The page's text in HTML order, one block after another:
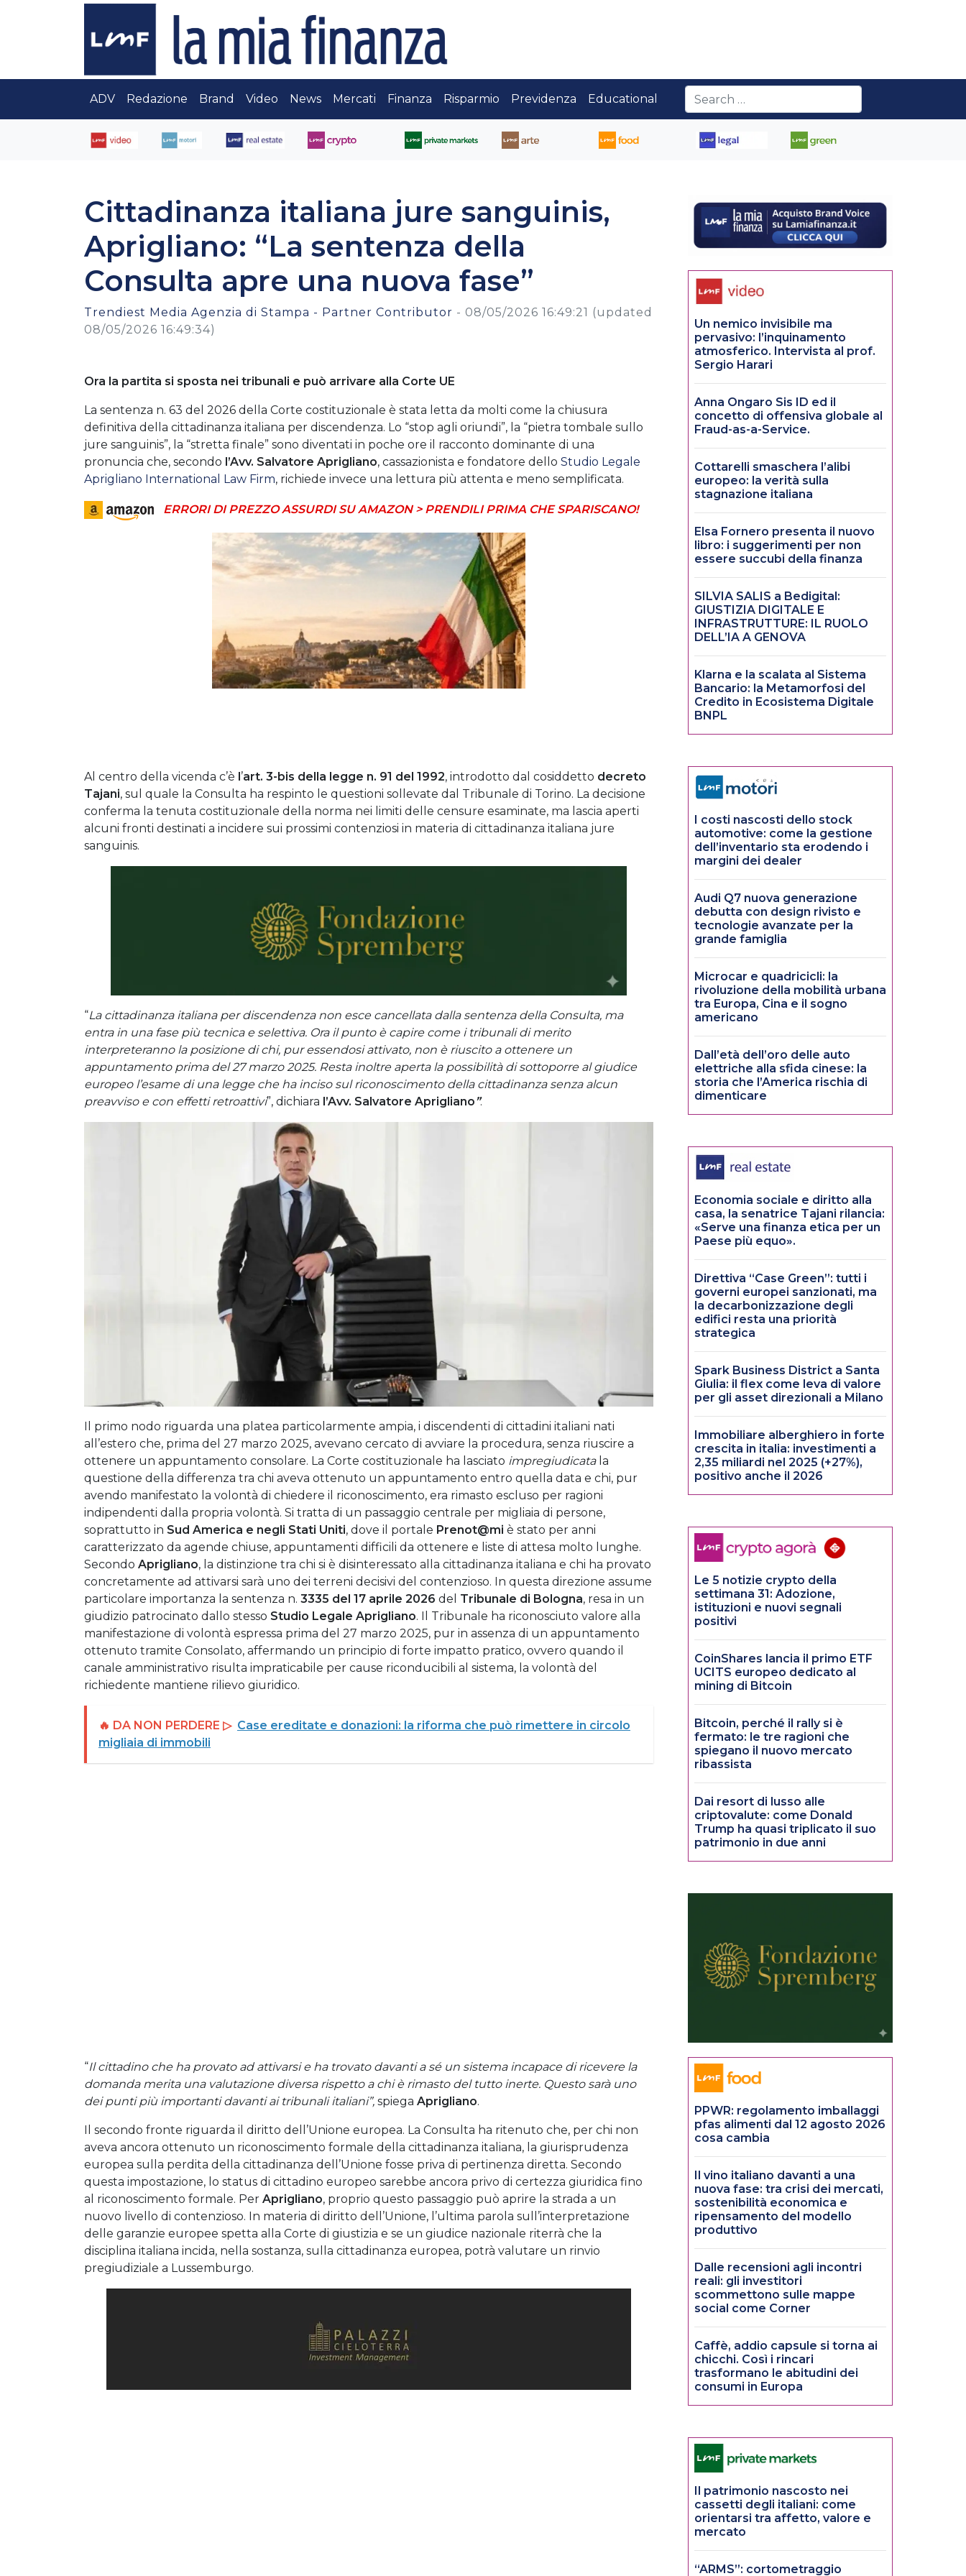
ADV Redazione Brand Video News Mercati Finanza Risparmio Previdenza Educational
Cittadinanza italiana jure sanguinis,
Aprigliano: “La sentenza della
Consulta apre una nuova fase”
Trendiest Media Agenzia di Stampa - Partner Contributor - 08/05/2026 16:49:21 (updated
08/05/2026 16:49:34)
Ora la partita si sposta nei tribunali e può arrivare alla Corte UE
La sentenza n. 63 del 2026 della Corte costituzionale è stata letta da molti come la chiusura
definitiva della cittadinanza italiana per discendenza. Lo “stop agli oriundi”, la “pietra tombale sullo
jure sanguinis”, la “stretta finale” sono diventati in poche ore il racconto dominante di una
pronuncia che, secondo l’Avv. Salvatore Aprigliano, cassazionista e fondatore dello Studio Legale
Aprigliano International Law Firm, richiede invece una lettura più attenta e meno semplificata.
ERRORI DI PREZZO ASSURDI SU AMAZON > PRENDILI PRIMA CHE SPARISCANO!
Al centro della vicenda c’è l’art. 3-bis della legge n. 91 del 1992, introdotto dal cosiddetto decreto
Tajani, sul quale la Consulta ha respinto le questioni sollevate dal Tribunale di Torino. La decisione
conferma la tenuta costituzionale della norma nei limiti delle censure esaminate, ma lascia aperti
alcuni fronti destinati a incidere sui prossimi contenziosi in materia di cittadinanza italiana jure
sanguinis.
“La cittadinanza italiana per discendenza non esce cancellata dalla sentenza della Consulta, ma
entra in una fase più tecnica e selettiva. Ora il punto è capire come i tribunali di merito
interpreteranno la posizione di chi, pur essendosi attivato, non è riuscito a ottenere un
appuntamento prima del 27 marzo 2025. Resta inoltre aperta la possibilità di sottoporre al giudice
europeo l’esame di una legge che ha inciso sul riconoscimento della cittadinanza senza alcun
preavviso e con effetti retroattivi”, dichiara l’Avv. Salvatore Aprigliano”.
Il primo nodo riguarda una platea particolarmente ampia, i discendenti di cittadini italiani nati
all’estero che, prima del 27 marzo 2025, avevano cercato di avviare la procedura, senza riuscire a
ottenere un appuntamento consolare. La Corte costituzionale ha lasciato impregiudicatala
questione della differenza tra chi aveva ottenuto un appuntamento entro quella data e chi, pur
avendo manifestato la volontà di chiedere il riconoscimento, era rimasto escluso per ragioni
indipendenti dalla propria volontà. Si tratta di un passaggio centrale per migliaia di persone,
soprattutto in Sud America e negli Stati Uniti, dove il portale Prenot@mi è stato per anni
caratterizzato da agende chiuse, appuntamenti difficili da ottenere e liste di attesa molto lunghe.
Secondo Aprigliano, la distinzione tra chi si è disinteressato alla cittadinanza italiana e chi ha provato
concretamente ad attivarsi sarà uno dei terreni decisivi del contenzioso. In questa direzione assume
particolare importanza la sentenza n. 3335 del 17 aprile 2026 del Tribunale di Bologna, resa in un
giudizio patrocinato dallo stesso Studio Legale Aprigliano. Il Tribunale ha riconosciuto valore alla
manifestazione di volontà espressa prima del 27 marzo 2025, pur in assenza di un appuntamento
ottenuto tramite Consolato, affermando un principio di forte impatto pratico, ovvero quando il
canale amministrativo risulta impraticabile per cause riconducibili al sistema, la volontà del
richiedente mantiene rilievo giuridico.
🔥 DA NON PERDERE ▷ Case ereditate e donazioni: la riforma che può rimettere in circolo
migliaia di immobili
“Il cittadino che ha provato ad attivarsi e ha trovato davanti a sé un sistema incapace di ricevere la
domanda merita una valutazione diversa rispetto a chi è rimasto del tutto inerte. Questo sarà uno
dei punti più importanti davanti ai tribunali italiani”, spiega Aprigliano.
Il secondo fronte riguarda il diritto dell’Unione europea. La Consulta ha ritenuto che, per chi non
aveva ancora ottenuto un riconoscimento formale della cittadinanza italiana, la giurisprudenza
europea sulla perdita della cittadinanza dell’Unione fosse priva di pertinenza diretta. Secondo
questa impostazione, lo status di cittadino europeo sarebbe ancora privo di certezza giuridica fino
al riconoscimento formale. Per Aprigliano, proprio questo passaggio può aprire la strada a un
nuovo livello di contenzioso. In materia di diritto dell’Unione, l’ultima parola sull’interpretazione
delle garanzie europee spetta alla Corte di giustizia e se un giudice nazionale riterrà che la
disciplina italiana incida, nella sostanza, sulla cittadinanza europea, potrà valutare un rinvio
pregiudiziale a Lussemburgo.
Un nemico invisibile ma
pervasivo: l’inquinamento
atmosferico. Intervista al prof.
Sergio Harari
Anna Ongaro Sis ID ed il
concetto di offensiva globale al
Fraud-as-a-Service.
Cottarelli smaschera l’alibi
europeo: la verità sulla
stagnazione italiana
Elsa Fornero presenta il nuovo
libro: i suggerimenti per non
essere succubi della finanza
SILVIA SALIS a Bedigital:
GIUSTIZIA DIGITALE E
INFRASTRUTTURE: IL RUOLO
DELL’IA A GENOVA
Klarna e la scalata al Sistema
Bancario: la Metamorfosi del
Credito in Ecosistema Digitale
BNPL
I costi nascosti dello stock
automotive: come la gestione
dell’inventario sta erodendo i
margini dei dealer
Audi Q7 nuova generazione
debutta con design rivisto e
tecnologie avanzate per la
grande famiglia
Microcar e quadricicli: la
rivoluzione della mobilità urbana
tra Europa, Cina e il sogno
americano
Dall’età dell’oro delle auto
elettriche alla sfida cinese: la
storia che l’America rischia di
dimenticare
Economia sociale e diritto alla
casa, la senatrice Tajani rilancia:
«Serve una finanza etica per un
Paese più equo».
Direttiva “Case Green”: tutti i
governi europei sanzionati, ma
la decarbonizzazione degli
edifici resta una priorità
strategica
Spark Business District a Santa
Giulia: il flex come leva di valore
per gli asset direzionali a Milano
Immobiliare alberghiero in forte
crescita in italia: investimenti a
2,35 miliardi nel 2025 (+27%),
positivo anche il 2026
Le 5 notizie crypto della
settimana 31: Adozione,
istituzioni e nuovi segnali
positivi
CoinShares lancia il primo ETF
UCITS europeo dedicato al
mining di Bitcoin
Bitcoin, perché il rally si è
fermato: le tre ragioni che
spiegano il nuovo mercato
ribassista
Dai resort di lusso alle
criptovalute: come Donald
Trump ha quasi triplicato il suo
patrimonio in due anni
PPWR: regolamento imballaggi
pfas alimenti dal 12 agosto 2026
cosa cambia
Il vino italiano davanti a una
nuova fase: tra crisi dei mercati,
sostenibilità economica e
ripensamento del modello
produttivo
Dalle recensioni agli incontri
reali: gli investitori
scommettono sulle mappe
social come Corner
Caffè, addio capsule si torna ai
chicchi. Così i rincari
trasformano le abitudini dei
consumi in Europa
Il patrimonio nascosto nei
cassetti degli italiani: come
orientarsi tra affetto, valore e
mercato
“ARMS”: cortometraggio